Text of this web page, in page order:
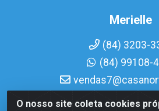
O nosso site coleta cookies
Merielle
(84) 3203-
(84) 99108-